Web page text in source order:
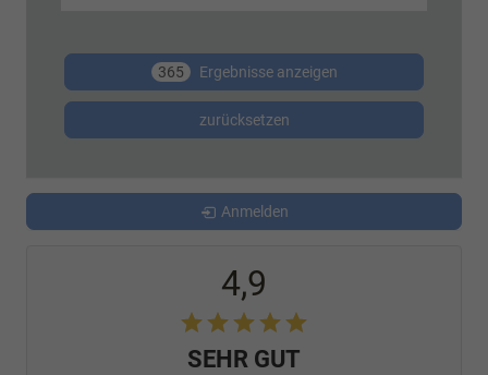
365 Ergebnisse anzeigen
zurücksetzen
Anmelden
4,9
SEHR GUT